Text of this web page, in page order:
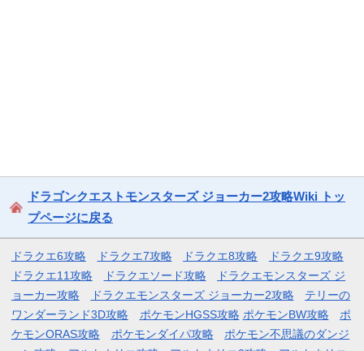
ドラゴンクエストモンスターズ ジョーカー2攻略Wiki トッ
プページに戻る
ドラクエ6攻略 ドラクエ7攻略 ドラクエ8攻略
ドラクエ9攻略
ドラクエ11攻略
ドラクエソード攻略
ドラクエモンスターズ ジ
ョーカー攻略
ドラクエモンスターズ ジョーカー2攻略
テリーの
ワンダーランド3D攻略
ポケモンHGSS攻略 ポケモンBW攻略
ポ
ケモンORAS攻略
ポケモンダイパ攻略
ポケモン不思議のダンジ